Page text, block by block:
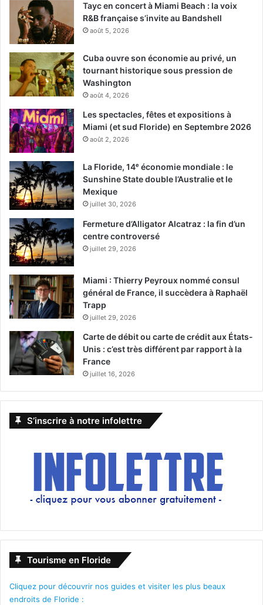
Tayc en concert à Miami Beach : la voix
R&B française s’invite au Bandshell
août 5, 2026
Cuba ouvre son économie au privé, un
tournant historique sous pression de
Washington
août 4, 2026
Les spectacles, fêtes et expositions à
Miami (et sud Floride) en Septembre 2026
août 2, 2026
La Floride, 14ᵉ économie mondiale : le
Sunshine State double l’Australie et le
Mexique
juillet 30, 2026
Fermeture d’Alligator Alcatraz : la fin d’un
centre controversé
juillet 29, 2026
Miami : Thierry Peyroux nommé consul
général de France, il succèdera à Raphaël
Trapp
juillet 29, 2026
Carte de débit ou carte de crédit aux États-
Unis : c’est très différent par rapport à la
France
juillet 16, 2026
S’inscrire à notre infolettre
Tourisme en Floride
Cliquez pour découvrir nos guides et visiter les plus beaux
endroits de Floride :